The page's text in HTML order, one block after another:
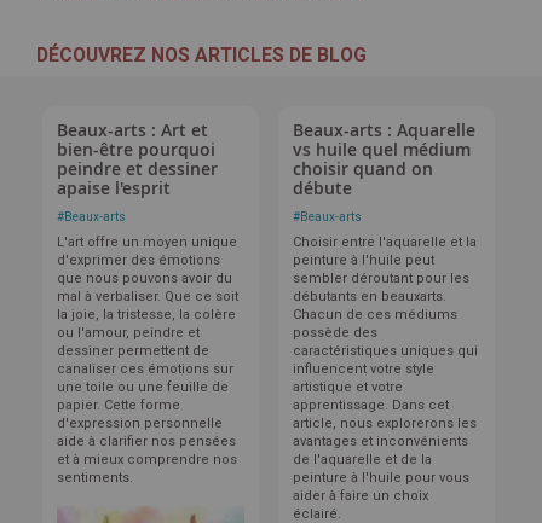
DÉCOUVREZ NOS ARTICLES DE BLOG
Beaux-arts : Art et
bien-être pourquoi
peindre et dessiner
apaise l'esprit
#Beaux-arts
L'art offre un moyen unique
d'exprimer des émotions
que nous pouvons avoir du
mal à verbaliser. Que ce soit
la joie, la tristesse, la colère
ou l'amour, peindre et
dessiner permettent de
canaliser ces émotions sur
une toile ou une feuille de
papier. Cette forme
d'expression personnelle
aide à clarifier nos pensées
et à mieux comprendre nos
sentiments.
Beaux-arts : Aquarelle
vs huile quel médium
choisir quand on
débute
#Beaux-arts
Choisir entre l'aquarelle et la
peinture à l'huile peut
sembler déroutant pour les
débutants en beauxarts.
Chacun de ces médiums
possède des
caractéristiques uniques qui
influencent votre style
artistique et votre
apprentissage. Dans cet
article, nous explorerons les
avantages et inconvénients
de l'aquarelle et de la
peinture à l'huile pour vous
aider à faire un choix
éclairé.